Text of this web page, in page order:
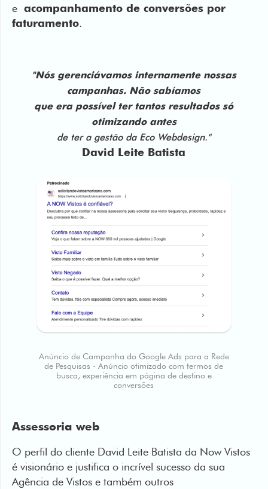
e acompanhamento de conversões por
faturamento.
"Nós gerenciávamos internamente nossas
campanhas. Não sabíamos
que era possível ter tantos resultados só
otimizando antes
de ter a gestão da Eco Webdesign."
David Leite Batista
Anúncio de Campanha do Google Ads para a Rede
de Pesquisas - Anúncio otimizado com termos de
busca, experiência em página de destino e
conversões
Assessoria web
O perfil do cliente David Leite Batista da Now Vistos
é visionário e justifica o incrível sucesso da sua
Agência de Vistos e também outros